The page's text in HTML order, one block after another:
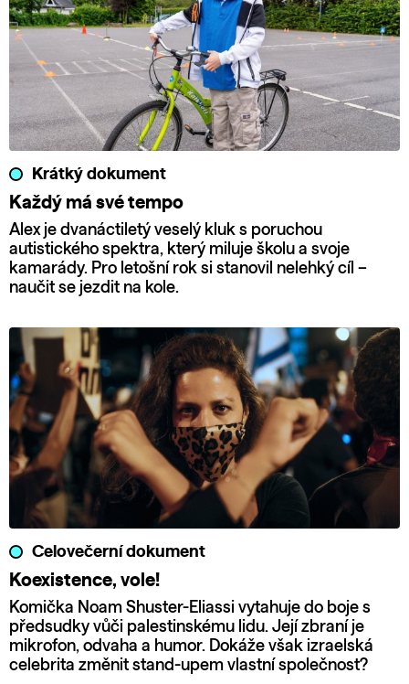
Krátký dokument
Každý má své tempo
Alex je dvanáctiletý veselý kluk s poruchou
autistického spektra, který miluje školu a svoje
kamarády. Pro letošní rok si stanovil nelehký cíl –
naučit se jezdit na kole.
Celovečerní dokument
Koexistence, vole!
Komička Noam Shuster-Eliassi vytahuje do boje s
předsudky vůči palestinskému lidu. Její zbraní je
mikrofon, odvaha a humor. Dokáže však izraelská
celebrita změnit stand-upem vlastní společnost?